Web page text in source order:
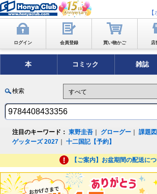
ログイン 会員登録 買い物かご 店
本 コミック 雑誌
検索
注目のキーワード： 東野圭吾 グローグー ｜課題
ゲッターズ 2027 ｜十二国記【予約】
【ご案内】お盆期間の配送に